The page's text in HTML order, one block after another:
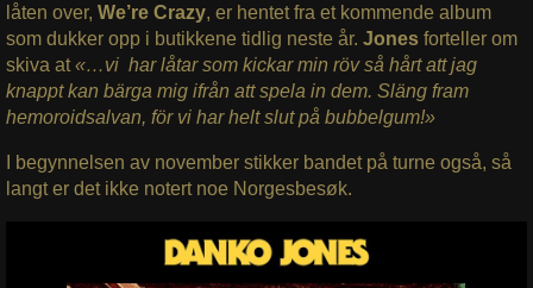
låten over, We’re Crazy, er hentet fra et kommende album
som dukker opp i butikkene tidlig neste år. Jones forteller om
skiva at«…vi har låtar som kickar min röv så hårt att jag
knappt kan bärga mig ifrån att spela in dem. Släng fram
hemoroidsalvan, för vi har helt slut på bubbelgum!»
I begynnelsen av november stikker bandet på turne også, så
langt er det ikke notert noe Norgesbesøk.